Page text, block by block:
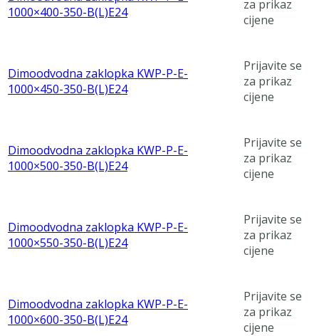
1000×400-350-B(L)E24
za prikaz
cijene
Dimoodvodna zaklopka KWP-P-E-
1000×450-350-B(L)E24
Prijavite se
za prikaz
cijene
Dimoodvodna zaklopka KWP-P-E-
1000×500-350-B(L)E24
Prijavite se
za prikaz
cijene
Dimoodvodna zaklopka KWP-P-E-
1000×550-350-B(L)E24
Prijavite se
za prikaz
cijene
Dimoodvodna zaklopka KWP-P-E-
1000×600-350-B(L)E24
Prijavite se
za prikaz
cijene